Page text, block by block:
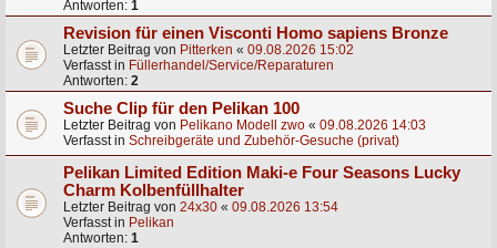
Antworten: 1
Revision für einen Visconti Homo sapiens Bronze
Letzter Beitrag von Pitterken « 09.08.2026 15:02
Verfasst in Füllerhandel/Service/Reparaturen
Antworten: 2
Suche Clip für den Pelikan 100
Letzter Beitrag von Pelikano Modell zwo « 09.08.2026 14:03
Verfasst in Schreibgeräte und Zubehör-Gesuche (privat)
Pelikan Limited Edition Maki-e Four Seasons Lucky
Charm Kolbenfüllhalter
Letzter Beitrag von 24x30 « 09.08.2026 13:54
Verfasst in Pelikan
Antworten: 1